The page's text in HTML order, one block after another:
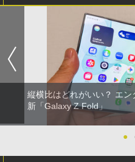
縦横比はどれがいい？ エ
新「Galaxy Z Fold」
●